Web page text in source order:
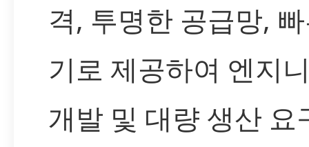
격, 투명한 공급망,
기로 제공하여 엔지
개발 및 대량 생산 요